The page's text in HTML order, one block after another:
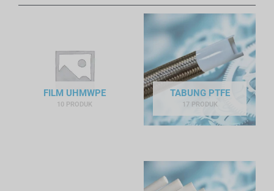
FILM UHMWPE
10 PRODUK
TABUNG PTFE
17 PRODUK